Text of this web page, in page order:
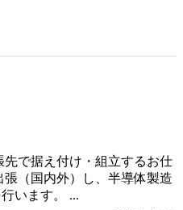
で据え付け・組立するお仕
（国内外）し、半導体製造
います。 ...